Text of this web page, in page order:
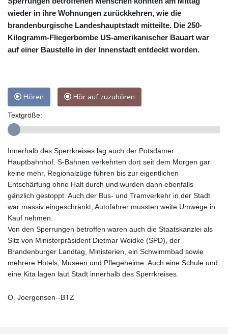
wieder in ihre Wohnungen zurückkehren, wie die
brandenburgische Landeshauptstadt mitteilte. Die 250-
Kilogramm-Fliegerbombe US-amerikanischer Bauart war
auf einer Baustelle in der Innenstadt entdeckt worden.
Hören Hör auf zuzuhören
Textgröße:
Innerhalb des Sperrkreises lag auch der Potsdamer
Hauptbahnhof. S-Bahnen verkehrten dort seit dem Morgen gar
keine mehr, Regionalzüge fuhren bis zur eigentlichen
Entschärfung ohne Halt durch und wurden dann ebenfalls
gänzlich gestoppt. Auch der Bus- und Tramverkehr in der Stadt
war massiv eingeschränkt, Autofahrer mussten weite Umwege in
Kauf nehmen.
Von den Sperrungen betroffen waren auch die Staatskanzlei als
Sitz von Ministerpräsident Dietmar Woidke (SPD), der
Brandenburger Landtag, Ministerien, ein Schwimmbad sowie
mehrere Hotels, Museen und Pflegeheime. Auch eine Schule und
eine Kita lagen laut Stadt innerhalb des Sperrkreises.
O. Joergensen--BTZ